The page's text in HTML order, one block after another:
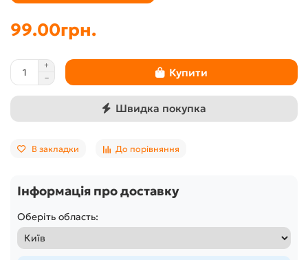
99.00грн.
Купити
Швидка покупка
В закладки До порівняння
Інформація про доставку
Оберіть область: